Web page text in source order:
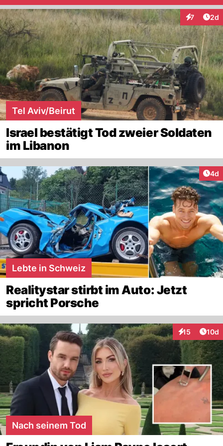
7 2d
Tel Aviv/Beirut
Israel bestätigt Tod zweier Soldaten
im Libanon
4d
Lebte in Schweiz
Realitystar stirbt im Auto: Jetzt
spricht Porsche
15
Interaktionen
10d
Nach seinem Tod